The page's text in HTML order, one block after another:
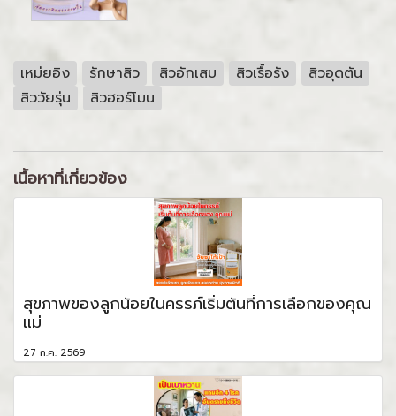
เหม่ยอิง รักษาสิว สิวอักเสบ สิวเรื้อรัง
สิวอุดตัน
สิววัยรุ่น
สิวฮอร์โมน
เนื้อหาที่เกี่ยวข้อง
สุขภาพของลูกน้อยในครรภ์เริ่มต้นที่การเลือกของคุณ
แม่
27 ก.ค. 2569